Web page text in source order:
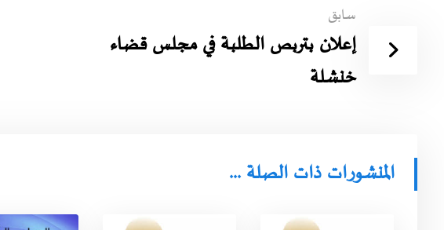
سابق
إعلان بتربص الطلبة في مجلس قضاء
خنشلة
المنشورات ذات الصلة ...